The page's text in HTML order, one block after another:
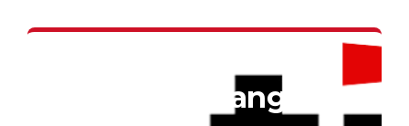
Pengembangan